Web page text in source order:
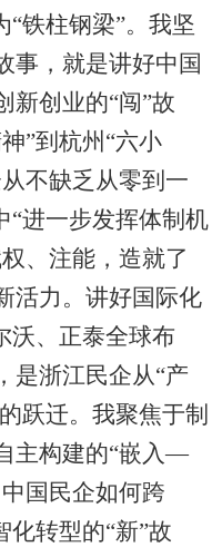
“铁柱钢梁”。我坚
事，就是讲好中国
新创业的“闯”故
”到杭州“六小
不缺乏从零到一
“进一步发挥体制机
、注能，造就了
活力。讲好国际化
沃、正泰全球布
浙江民企从“产
跃迁。我聚焦于制
主构建的“嵌入—
国民企如何跨
化转型的“新”故